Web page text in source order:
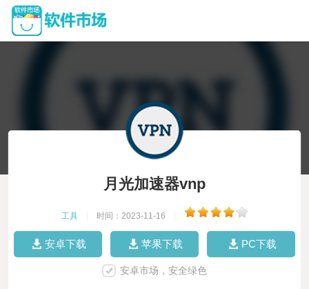
月光加速器vnp
工具 时间：2023-11-16
安卓下载 苹果下载 PC下载
安卓市场，安全绿色